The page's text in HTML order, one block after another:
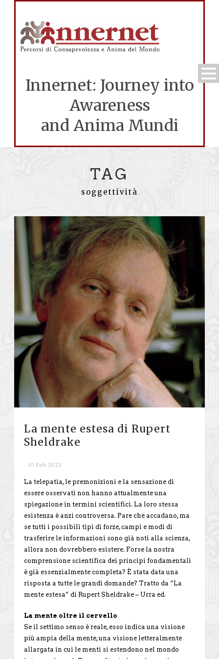
Innernet: Journey into
Awareness
and Anima Mundi
TAG
soggettività
La mente estesa di Rupert
Sheldrake
10 Feb 2022
La telepatia, le premonizioni e la sensazione di
essere osservati non hanno attualmente una
spiegazione in termini scientifici. La loro stessa
esistenza è anzi controversa. Pare che accadano, ma
se tutti i possibili tipi di forze, campi e modi di
trasferire le informazioni sono già noti alla scienza,
allora non dovrebbero esistere. Forse la nostra
comprensione scientifica dei principi fondamentali
è già essenzialmente completa? È stata data una
risposta a tutte le grandi domande? Tratto da “La
mente estesa” di Rupert Sheldrake – Urra ed.
La mente oltre il cervello
Se il settimo senso è reale, esso indica una visione
più ampia della mente, una visione letteralmente
allargata in cui le menti si estendono nel mondo